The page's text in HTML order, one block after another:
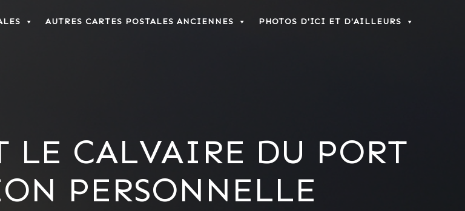
AUTRES CARTES POSTALES ANCIENNES PHOTOS D'ICI ET D'AILLEURS
LE CALVAIRE DU PORT
PERSONNELLE